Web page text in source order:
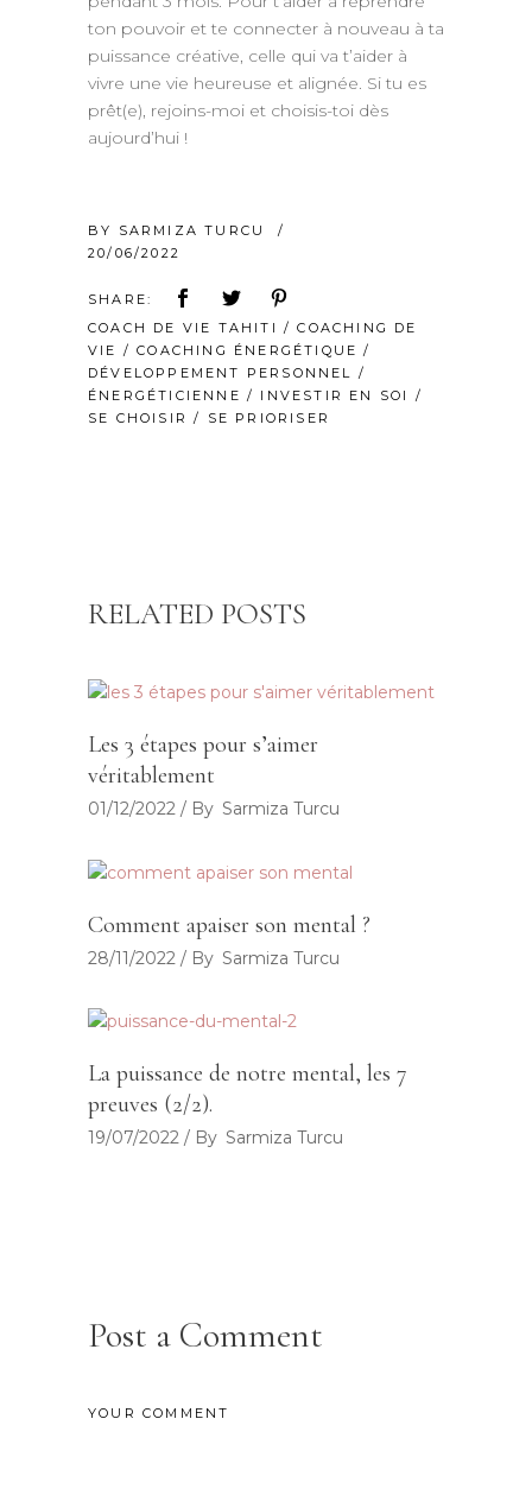
ton pouvoir et te connecter à nouveau à ta
puissance créative, celle qui va t’aider à
vivre une vie heureuse et alignée. Si tu es
prêt(e), rejoins-moi et choisis-toi dès
aujourd’hui !
BY SARMIZA TURCU
20/06/2022
SHARE:
COACH DE VIE TAHITI /COACHING DE
VIE /COACHING ÉNERGÉTIQUE /
DÉVELOPPEMENT PERSONNEL /
ÉNERGÉTICIENNE / INVESTIR EN SOI
/
SE CHOISIR / SE PRIORISER
RELATED POSTS
Les 3 étapes pour s’aimer
véritablement
01/12/2022 By Sarmiza Turcu
Comment apaiser son mental ?
28/11/2022 By Sarmiza Turcu
La puissance de notre mental, les 7
preuves (2/2).
19/07/2022 By Sarmiza Turcu
Post a Comment